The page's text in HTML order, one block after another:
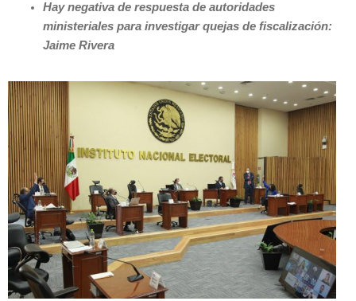
Hay negativa de respuesta de autoridades
ministeriales para investigar quejas de fiscalización:
Jaime Rivera